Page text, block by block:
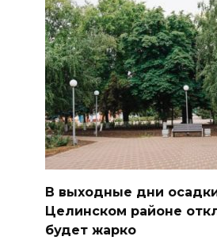
В выходные дни
Целинском районе
будет жарко